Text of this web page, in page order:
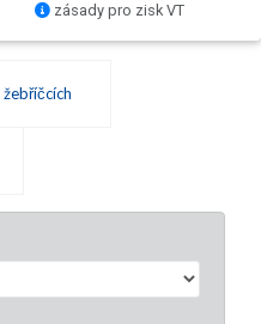
zásady pro zisk VT